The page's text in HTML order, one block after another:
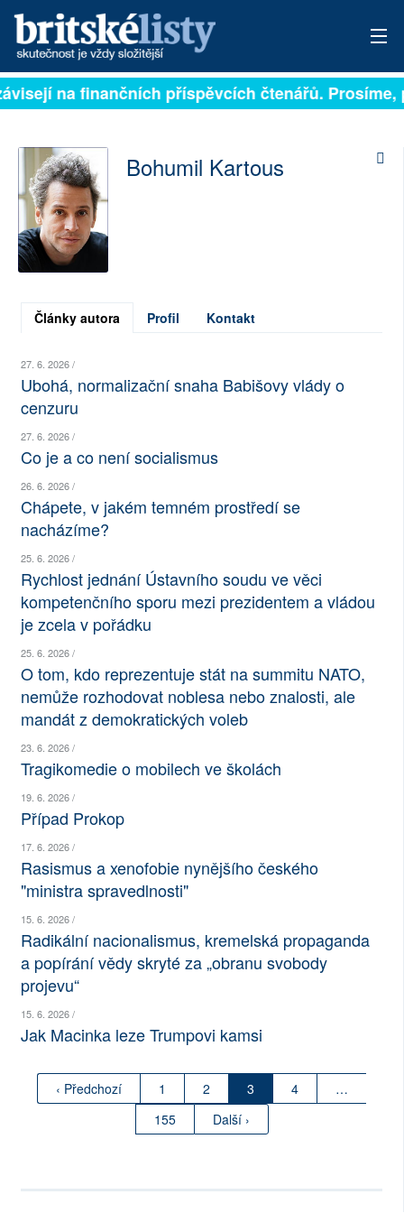
PŘIHLÁSIT
ARCHIV
ROZHOVORY
TÉMATA
PŘÍSPĚVKY NA PROVOZ
RUBRIKY
PLNÁ VERZE STRÁNEK
na finančních příspěvcích čtenářů. Prosíme,
Bohumil Kartous
Články autora Profil Kontakt
27. 6. 2026 /
Ubohá, normalizační snaha Babišovy vlády o
cenzuru
27. 6. 2026 /
Co je a co není socialismus
26. 6. 2026 /
Chápete, v jakém temném prostředí se
nacházíme?
25. 6. 2026 /
Rychlost jednání Ústavního soudu ve věci
kompetenčního sporu mezi prezidentem a vládou
je zcela v pořádku
25. 6. 2026 /
O tom, kdo reprezentuje stát na summitu NATO,
nemůže rozhodovat noblesa nebo znalosti, ale
mandát z demokratických voleb
23. 6. 2026 /
Tragikomedie o mobilech ve školách
19. 6. 2026 /
Případ Prokop
17. 6. 2026 /
Rasismus a xenofobie nynějšího českého
"ministra spravedlnosti"
15. 6. 2026 /
Radikální nacionalismus, kremelská propaganda
a popírání vědy skryté za „obranu svobody
projevu“
15. 6. 2026 /
Jak Macinka leze Trumpovi kamsi
‹ Předchozí 1 2 3 4
…
155
Další ›